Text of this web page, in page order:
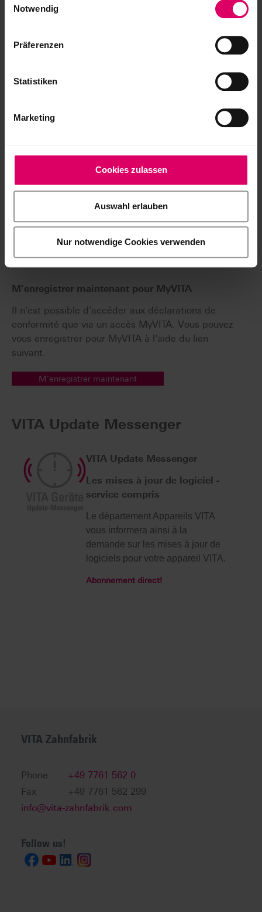
Notwendig
Präferenzen
Statistiken
Marketing
Cookies zulassen
Auswahl erlauben
Nur notwendige Cookies verwenden
disponibles exclusivement sur notre plateforme
Accéder aux modes d'emploi
Téléchargement convivial pour plusieurs documents
Téléchargez une archive ZIP contenant tous les fichiers
Sélectionner simplement les fichiers puis cliquer ici.
Télécharger le ZIP
Déclarations de conformité
M'enregistrer maintenant pour MyVITA
Il n'est possible d'accéder aux déclarations de
conformité que via un accès MyVITA. Vous pouvez
vous enregistrer pour MyVITA à l'aide du lien
suivant.
M'enregistrer maintenant
VITA Update Messenger
VITA Update Messenger
Les mises à jour de logiciel -
service compris
Le département Appareils VITA
vous informera ainsi à la
demande sur les mises à jour de
logiciels pour votre appareil VITA.
Abonnement direct!
VITA Zahnfabrik
Phone
+49 7761 562 0
Fax
+49 7761 562 299
info@vita-zahnfabrik.com
Follow us!